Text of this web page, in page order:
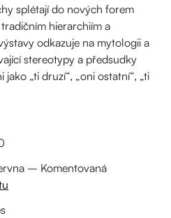
splétají do nových forem
hierarchiím a
odkazuje na mytologii a
stereotypy a předsudky
„ti druzí“, „oni ostatní“, „ti
– Komentovaná